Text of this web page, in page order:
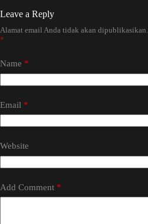
Leave a Reply
Alamat email Anda tidak akan dipublikasikan.
*
Name *
Email *
Website
Add Comment *